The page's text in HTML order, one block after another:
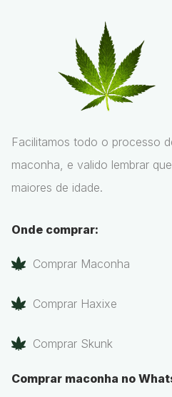
Facilitamos todo o processo
maconha, e valido lembrar
maiores de idade.
Onde comprar:
Comprar Maconha
Comprar Haxixe
Comprar Skunk
Comprar maconha no